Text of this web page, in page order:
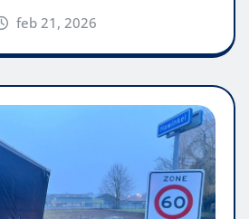
feb 21, 2026